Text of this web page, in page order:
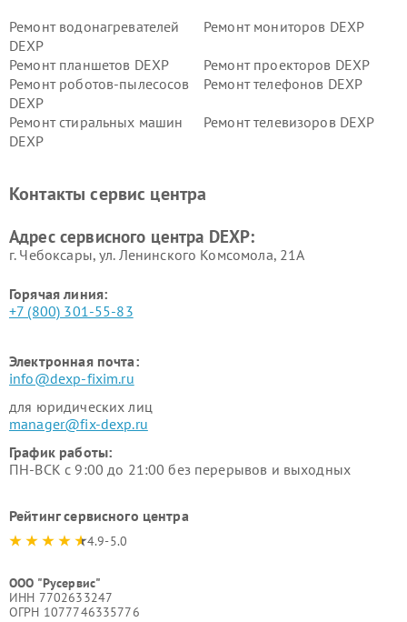
Ремонт водонагревателей
DEXP
Ремонт мониторов DEXP
Ремонт планшетов DEXP
Ремонт проекторов DEXP
Ремонт роботов-пылесосов
DEXP
Ремонт телефонов DEXP
Ремонт стиральных машин
DEXP
Ремонт телевизоров DEXP
Ремонт серверов DEXP
Ремонт мини пк DEXP
Контакты сервис центра
Адрес сервисного центра DEXP:
г. Чебоксары, ул. Ленинского Комсомола, 21А
Горячая линия:
+7 (800) 301-55-83
Электронная почта:
info@dexp-fixim.ru
для юридических лиц
manager@fix-dexp.ru
График работы:
ПН-ВСК с 9:00 до 21:00 без перерывов и выходных
Рейтинг сервисного центра
4.9-5.0
ООО "Русервис"
ИНН 7702633247
ОГРН 1077746335776